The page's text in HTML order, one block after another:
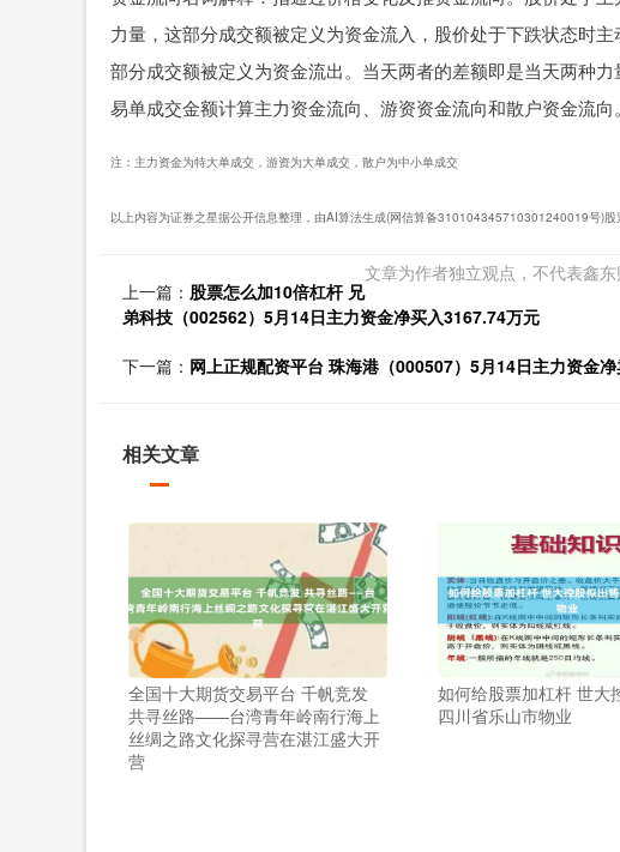
力量，这部分成交额被定义为资金流入，股价处于下跌状态时
部分成交额被定义为资金流出。当天两者的差额即是当天两种
易单成交金额计算主力资金流向、游资资金流向和散户资金流向。
注：主力资金为特大单成交，游资为大单成交，散户为中小单成交
以上内容为证券之星据公开信息整理，由AI算法生成(网信算备310104345710301240019号)股
文章为作者独立观点，不代表鑫
上一篇： 股票怎么加10倍杠杆 兄
弟科技（002562）5月14日主力资金净买入3167.74万元
下一篇： 网上正规配资平台 珠海港（000507）5月14日主力资金
相关文章
全国十大期货交易平台 千帆竞发
共寻丝路——台湾青年岭南行海上
丝绸之路文化探寻营在湛江盛大开
营
如何给股票加杠杆 世大
四川省乐山市物业